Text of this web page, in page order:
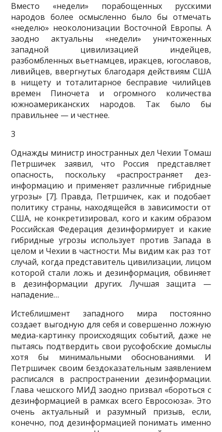
Вместо «недели» порабощенных русскими
народов более осмыслен­но было бы отмечать
«неделю» неоколонизации Восточной Европы. А
заодно актуальны «недели» уничтоженных
западной цивилизацией индейцев,
разбомбленных вьетнамцев, иракцев, югославов,
ливийцев, ввергнутых благодаря действиям США
в нищету и тоталитарное беспра­вие чилийцев
времен Пиночета и огромного количества
южноамери­канских народов. Так было бы
правильнее — и честнее.
3
Однажды министр иностранных дел Чехии Томаш
Петршичек заявил, что Россия представляет
опасность, поскольку «распространяет дез­
информацию и применяет различные гибридные
угрозы» [7]. Правда, Петршичек, как и подобает
политику страны, находящейся в зависимо­сти от
США, не конкретизировал, кого и каким образом
Российская Фе­дерация дезинформирует и какие
гибридные угрозы использует против Запада в
целом и Чехии в частности. Мы видим как раз тот
случай, когда представитель цивилизации, лицом
которой стали ложь и дезинформа­ция, обвиняет
в дезинформации других. Лучшая защита —
нападение…
Истеблишмент западного мира постоянно
создает выгодную для себя и совершенно ложную
медиа-картинку происходящих событий, даже не
пытаясь подтвердить свои русофобские домыслы
хотя бы минимальны­ми обоснованиями. И
Петршичек своим бездоказательным заявлением
расписался в распространении дезинформации.
Глава чешского МИД заодно призвал «бороться с
дезинформацией в рамках всего Евросою­за». Это
очень актуальный и разумный призыв, если,
конечно, под дез­информацией понимать именно